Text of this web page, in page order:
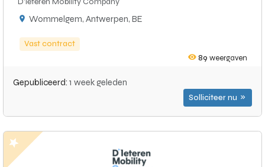
Wommelgem, Antwerpen, BE
Vast contract
89 weergaven
Gepubliceerd: 1 week geleden
Solliciteer nu